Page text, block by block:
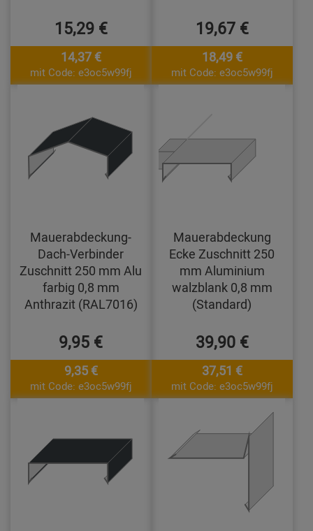
15,29 €
14,37 €
mit Code: e3oc5w99fj
19,67 €
18,49 €
mit Code: e3oc5w99fj
Mauerabdeckung-
Dach-Verbinder
Zuschnitt 250 mm Alu
farbig 0,8 mm
Anthrazit (RAL7016)
9,95 €
9,35 €
mit Code: e3oc5w99fj
Mauerabdeckung
Ecke Zuschnitt 250
mm Aluminium
walzblank 0,8 mm
(Standard)
39,90 €
37,51 €
mit Code: e3oc5w99fj